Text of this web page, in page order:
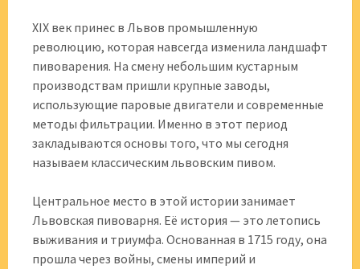
XIX век принес в Львов промышленную
революцию, которая навсегда изменила ландшафт
пивоварения. На смену небольшим кустарным
производствам пришли крупные заводы,
использующие паровые двигатели и современные
методы фильтрации. Именно в этот период
закладываются основы того, что мы сегодня
называем классическим львовским пивом.
Центральное место в этой истории занимает
Львовская пивоварня. Её история — это летопись
выживания и триумфа. Основанная в 1715 году, она
прошла через войны, смены империй и